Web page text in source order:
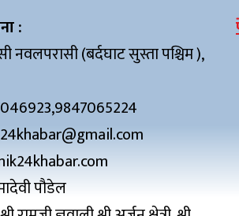
:
नवलपरासी (बर्दघाट सुस्ता पश्चिम ),
पौडेल